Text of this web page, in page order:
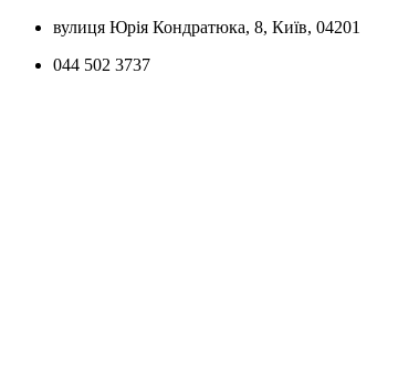
Skip
content
вулиця Юрія Кондратюка, 8, Київ, 04201
044 502 3737